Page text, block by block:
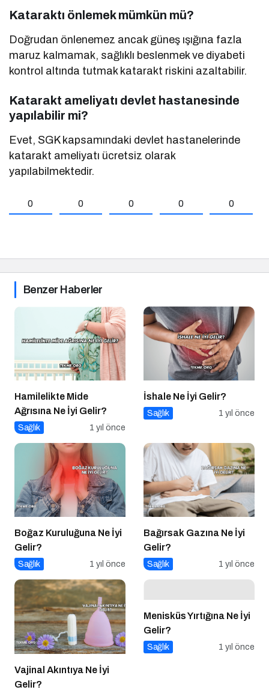
Kataraktı önlemek mümkün mü?
Doğrudan önlenemez ancak güneş ışığına fazla
maruz kalmamak, sağlıklı beslenmek ve diyabeti
kontrol altında tutmak katarakt riskini azaltabilir.
Katarakt ameliyatı devlet hastanesinde
yapılabilir mi?
Evet, SGK kapsamındaki devlet hastanelerinde
katarakt ameliyatı ücretsiz olarak
yapılabilmektedir.
0 0 0 0 0
Benzer Haberler
Hamilelikte Mide
Ağrısına Ne İyi Gelir?
Sağlık 1 yıl önce
İshale Ne İyi Gelir?
Sağlık 1 yıl önce
Boğaz Kuruluğuna Ne İyi
Gelir?
Sağlık 1 yıl önce
Bağırsak Gazına Ne İyi
Gelir?
Sağlık 1 yıl önce
Vajinal Akıntıya Ne İyi
Gelir?
Menisküs Yırtığına Ne İyi
Gelir?
Sağlık 1 yıl önce